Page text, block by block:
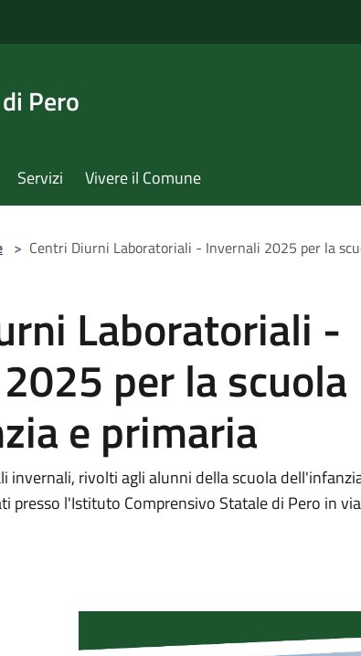
Pero
Servizi Vivere il Comune
> Centri Diurni Laboratoriali - Invernali 2025 per la
Laboratoriali -
per la scuola
e primaria
invernali, rivolti agli alunni della scuola
presso l'Istituto Comprensivo Statale di Pero in